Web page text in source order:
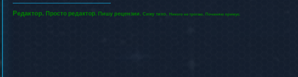
Редактор. Просто редактор. Пишу рецензии. Сижу тихо. Никого не трогаю. Починяю примус.